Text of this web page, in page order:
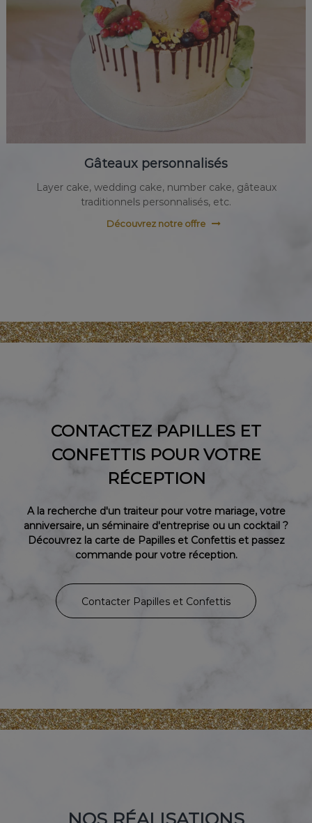
Gâteaux personnalisés
Layer cake, wedding cake, number cake, gâteaux
traditionnels personnalisés, etc.
Découvrez notre offre
CONTACTEZ PAPILLES ET
CONFETTIS POUR VOTRE
RÉCEPTION
A la recherche d'un traiteur pour votre mariage, votre
anniversaire, un séminaire d'entreprise ou un cocktail ?
Découvrez la carte de Papilles et Confettis et passez
commande pour votre réception.
Contacter Papilles et Confettis
NOS RÉALISATIONS